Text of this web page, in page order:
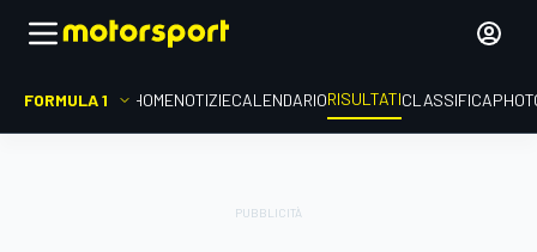
FORMULA 1 HOMENOTIZIECALENDARIORISULTATICLASSIFICA